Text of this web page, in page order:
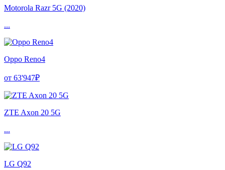
Motorola Razr 5G (2020)
...
Oppo Reno4
от 63'947₽
ZTE Axon 20 5G
...
LG Q92